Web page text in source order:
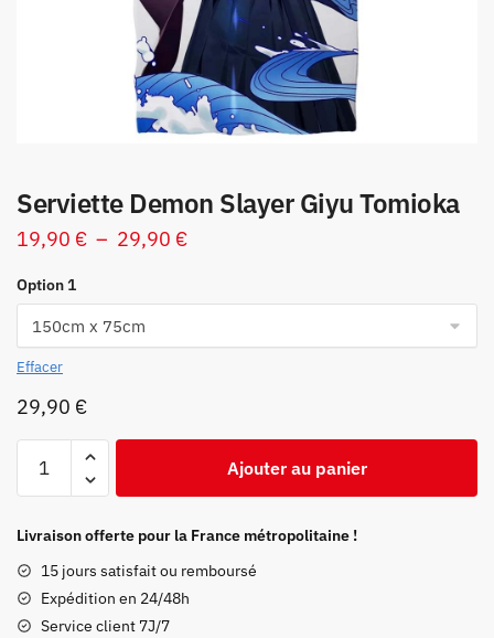
Serviette Demon Slayer Giyu Tomioka
19,90 € – 29,90 €Plage
Option 1
Effacer
29,90 €
Demon
Giyu
Tomioka
Ajouter au panier
Livraison offerte pour la France métropolitaine !
15 jours satisfait ou remboursé
Expédition en 24/48h
Service client 7J/7